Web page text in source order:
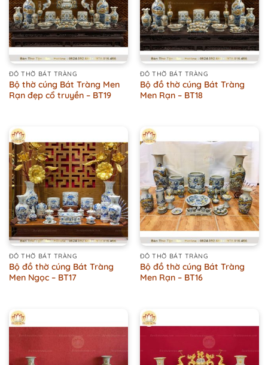
ĐỒ THỜ BÁT TRÀNG
Bộ thờ cúng Bát Tràng Men
Rạn đẹp cổ truyền – BT19
ĐỒ THỜ BÁT TRÀNG
Bộ đồ thờ cúng Bát Tràng
Men Rạn – BT18
ĐỒ THỜ BÁT TRÀNG
Bộ đồ thờ cúng Bát Tràng
Men Ngọc – BT17
ĐỒ THỜ BÁT TRÀNG
Bộ đồ thờ cúng Bát Tràng
Men Rạn – BT16